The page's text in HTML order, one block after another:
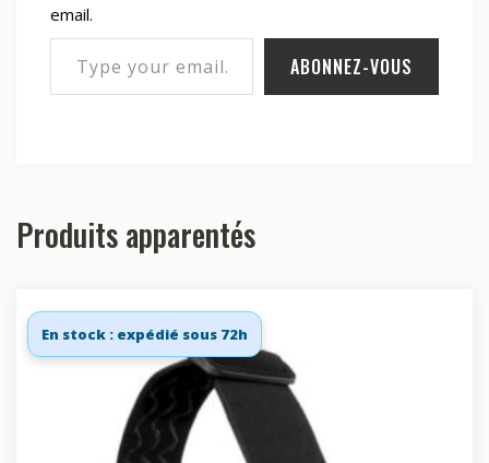
email.
Type your email…
ABONNEZ-VOUS
Produits apparentés
En stock : expédié sous 72h